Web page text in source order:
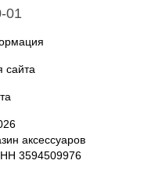
01
сайта
аксессуаров
3594509976